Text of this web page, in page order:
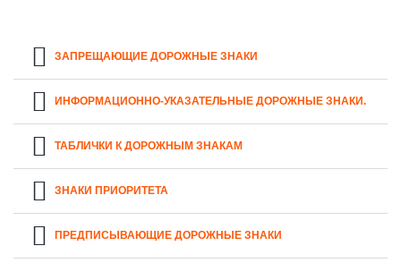
ЗАПРЕЩАЮЩИЕ ДОРОЖНЫЕ ЗНАКИ
ИНФОРМАЦИОННО-УКАЗАТЕЛЬНЫЕ ДОРОЖНЫЕ ЗНАКИ.
ТАБЛИЧКИ К ДОРОЖНЫМ ЗНАКАМ
ЗНАКИ ПРИОРИТЕТА
ПРЕДПИСЫВАЮЩИЕ ДОРОЖНЫЕ ЗНАКИ